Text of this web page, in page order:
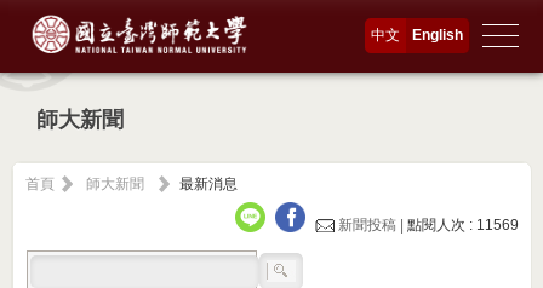
English
中文
師大新聞
首頁 師大新聞 最新消息
新聞投稿 |點閱人次 : 11569